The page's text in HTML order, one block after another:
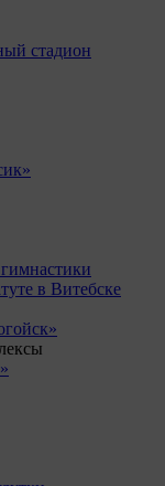
стадион
в Витебске